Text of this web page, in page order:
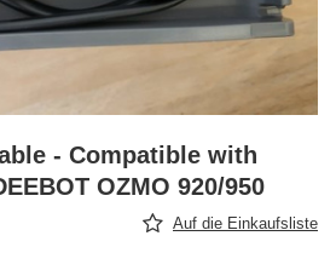
- Compatible with
OZMO 920/950
Auf die Einkaufsliste